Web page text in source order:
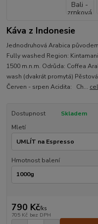
Káva z Indonesie
Jednodruhová Arabica
Fully washed Region:
1500 m.n.m. Odrůda: Coffea
wash (dvakrát promytá)
Červen - srpen Acidita: Ch...
Dostupnost
Skladem
Mletí
Hmotnost balení
790 Kč/ks
705 Kč bez DPH